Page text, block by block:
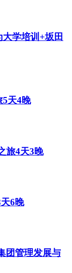
学培训+坂田
5天4晚
旅4天3晚
6晚
团管理发展与